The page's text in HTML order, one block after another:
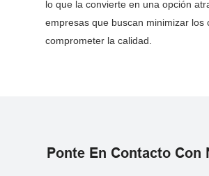
lo que la convierte en una opción
empresas que buscan minimizar los
comprometer la calidad.
Ponte En Contacto Con